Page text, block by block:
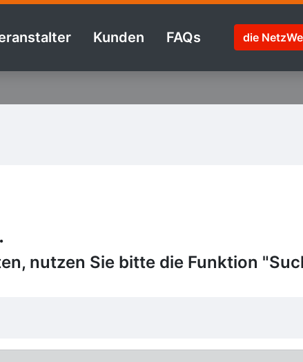
Kunden FAQs die
nutzen Sie bitte die Funktion